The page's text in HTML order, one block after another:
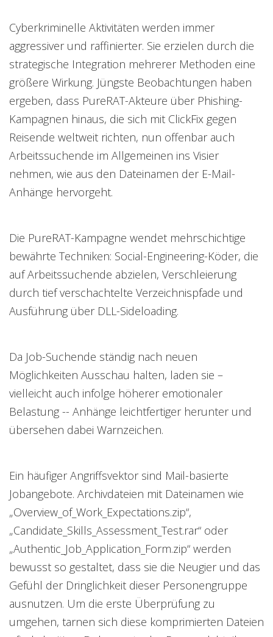
Cyberkriminelle Aktivitäten werden immer
aggressiver und raffinierter. Sie erzielen durch die
strategische Integration mehrerer Methoden eine
größere Wirkung. Jüngste Beobachtungen haben
ergeben, dass PureRAT-Akteure über Phishing-
Kampagnen hinaus, die sich mit ClickFix gegen
Reisende weltweit richten, nun offenbar auch
Arbeitssuchende im Allgemeinen ins Visier
nehmen, wie aus den Dateinamen der E-Mail-
Anhänge hervorgeht.
Die PureRAT-Kampagne wendet mehrschichtige
bewährte Techniken: Social-Engineering-Köder, die
auf Arbeitssuchende abzielen, Verschleierung
durch tief verschachtelte Verzeichnispfade und
Ausführung über DLL-Sideloading.
Da Job-Suchende ständig nach neuen
Möglichkeiten Ausschau halten, laden sie –
vielleicht auch infolge höherer emotionaler
Belastung -- Anhänge leichtfertiger herunter und
übersehen dabei Warnzeichen.
Ein häufiger Angriffsvektor sind Mail-basierte
Jobangebote. Archivdateien mit Dateinamen wie
„Overview_of_Work_Expectations.zip“,
„Candidate_Skills_Assessment_Test.rar“ oder
„Authentic_Job_Application_Form.zip“ werden
bewusst so gestaltet, dass sie die Neugier und das
Gefühl der Dringlichkeit dieser Personengruppe
ausnutzen. Um die erste Überprüfung zu
umgehen, tarnen sich diese komprimierten Dateien